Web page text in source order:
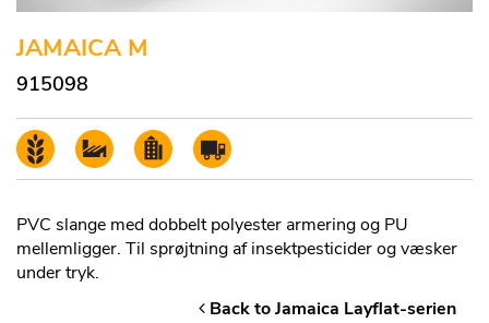
JAMAICA M
915098
PVC slange med dobbelt polyester armering og PU
mellemligger. Til sprøjtning af insektpesticider og væsker
under tryk.
Back to Jamaica Layflat-serien